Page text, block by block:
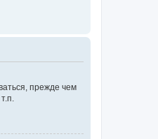
прежде чем